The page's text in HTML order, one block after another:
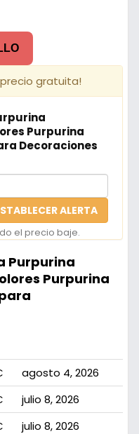
gratuita!
Purpurina
Decoraciones
ALERTA
el precio baje.
Purpurina
Purpurina
agosto 4, 2026
julio 8, 2026
julio 8, 2026